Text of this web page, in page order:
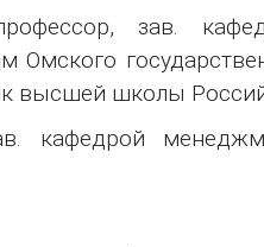
зав.
Омского
высшей школы
кафедрой